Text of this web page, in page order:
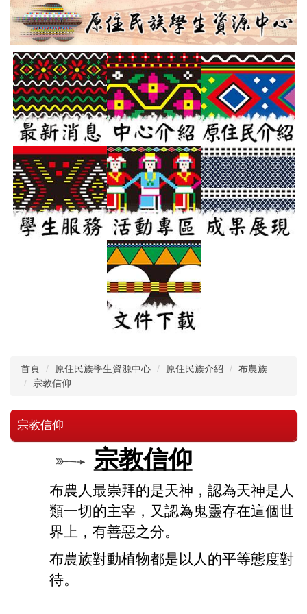
跳
到
主
要
內
容
區
首頁 原住民族學生資源中心 原住民族介紹
布農族
宗教信仰
宗教信仰
宗教信仰
布農人最崇拜的是天神，認為天神是人
類一切的主宰，又認為鬼靈存在這個世
界上，有善惡之分。
布農族對動植物都是以人的平等態度對
待。